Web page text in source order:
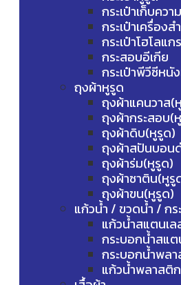
กระเป๋าเก็บควา
กระเป๋าเครื่องส
กระเป๋าโฮโลแก
กระสอบอีเกีย
กระเป๋าพีวีซีหนั
ถุงผ้าหูรูด
ถุงผ้าแคนวาส(
ถุงผ้ากระสอบ(
ถุงผ้าดิบ(หูรูด)
ถุงผ้าสปันบอน
ถุงผ้าร่ม(หูรูด)
ถุงผ้าซาติน(หูรู
ถุงผ้าขน(หูรูด)
แก้วน้ำ / ขวดน้ำ / กร
แก้วน้ำสแตนเล
กระบอกน้ำสแต
กระบอกน้ำพล
แก้วน้ำพลาสติก